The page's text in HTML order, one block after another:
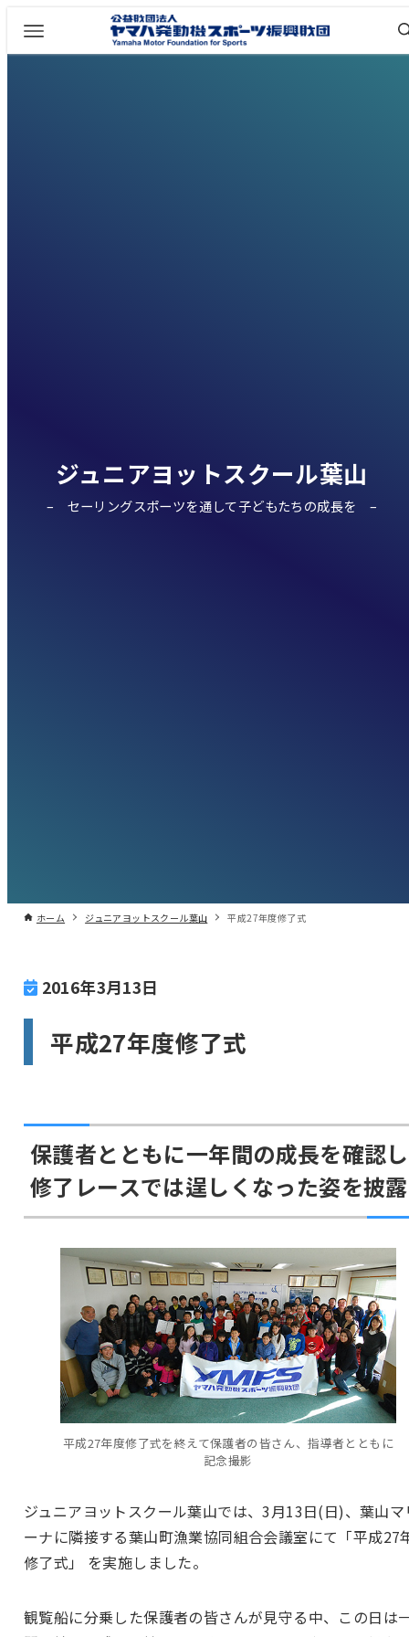
ジュニアヨットスクール葉山
セーリングスポーツを通して子どもたちの成長を
ホーム ジュニアヨットスクール葉山 平成27年度修了式
2016年3月13日
平成27年度修了式
保護者とともに一年間の成長を確認
修了レースでは逞しくなった姿を披露
平成27年度修了式を終えて保護者の皆さん、指導者とともに
記念撮影
ジュニアヨットスクール葉山では、3月13日(日)、葉山マ
ーナに隣接する葉山町漁業協同組合会議室にて「平成27
修了式」 を実施しました。
観覧船に分乗した保護者の皆さんが見守る中、この日は